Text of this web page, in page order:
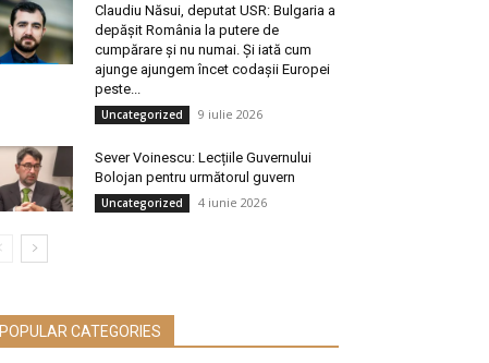
Claudiu Năsui, deputat USR: Bulgaria a
depășit România la putere de
cumpărare și nu numai. Și iată cum
ajunge ajungem încet codașii Europei
peste...
Uncategorized 9 iulie 2026
Sever Voinescu: Lecțiile Guvernului
Bolojan pentru următorul guvern
Uncategorized 4 iunie 2026
POPULAR CATEGORIES